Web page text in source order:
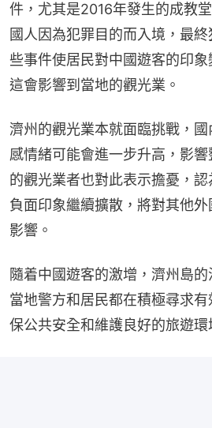
件，尤其是2016年發生的成教
國人因為犯罪目的而入境，最
些事件使居民對中國遊客的印
這會影響到當地的觀光業。
濟州的觀光業本就面臨挑戰，
感情緒可能會進一步升高，影
的觀光業者也對此表示擔憂，
負面印象繼續擴散，將對其他
影響。
隨着中國遊客的激增，濟州島的
當地警方和居民都在積極尋求
保公共安全和維護良好的旅遊環